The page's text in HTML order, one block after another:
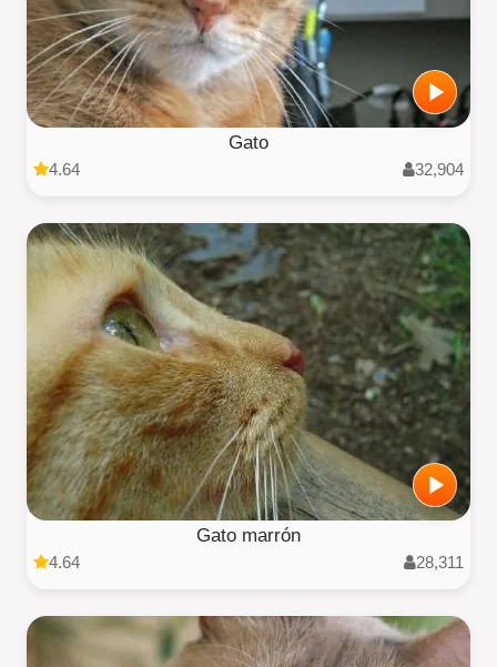
Gato
4.64 32,904
Gato marrón
4.64 28,311